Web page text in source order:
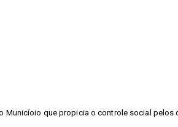
Municíoio que propicia o controle social